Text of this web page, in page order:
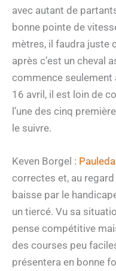
avec autant de
bonne pointe de
mètres, il faudra juste
après c’est un cheval
commence seulement
16 avril, il est loin de
l’une des cinq
le suivre.
Keven Borgel :
correctes et, au
baisse par le
un tiercé. Vu sa
pense compétitive
des courses peu
présentera en bonne